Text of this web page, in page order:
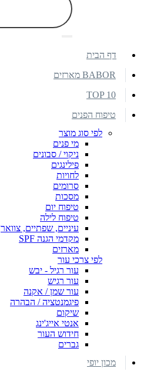
דף הבית
BABOR מארזים
TOP 10
טיפוח הפנים
לפי סוג מוצר
מי פנים
ניקוי / סבונים
פילינגים
לחויות
סרומים
מסכות
טיפוח יום
טיפוח לילה
עיניים, שפתיים, צוואר
מקדמי הגנה SPF
מארזים
לפי צרכי עור
עור רגיל - יבש
עור רגיש
עור שמן / אקנה
פיגמנטציה / הבהרה
שיקום
אנטי אייג'ינג
חידוש העור
גברים
מכון יופי